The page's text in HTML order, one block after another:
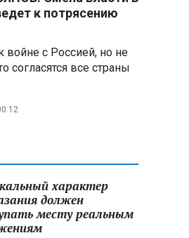
— приоритеты работы
Путин запросил у
командования оценки
кадровые
РФ: новые
строительные
будут возводить
к потрясению
войне с Россией, но не
согласятся все страны
характер
должен
месту реальным